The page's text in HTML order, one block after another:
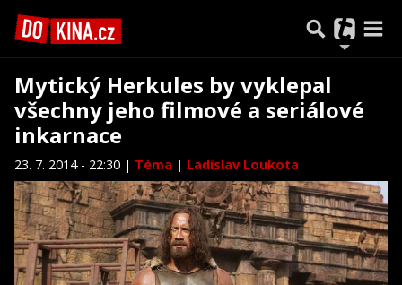
Mytický Herkules by vyklepal
všechny jeho filmové a seriálové
inkarnace
23. 7. 2014 - 22:30 | Téma | Ladislav Loukota